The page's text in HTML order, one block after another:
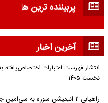
پربیننده ترین ها
آخرین اخبار
نخست ۱۴۰۵
راهیابی ۲ انیمیشن سوره به سی‌امین جشنواره فیلم رود آیلند